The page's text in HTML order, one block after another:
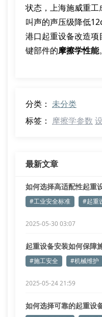
状态，上海施威重
叫声的声压级降低
港口起重设备改造
键部件的摩擦学性能。
分类： 未分类
标签： 摩擦学参数
最新文章
如何选择高适配性起重
点#工业安全标准 #起重
2025-05-30 03:07
起重设备安装如何保障
#施工安全 #机械维护
2025-05-24 21:59
如何选择可靠的起重设